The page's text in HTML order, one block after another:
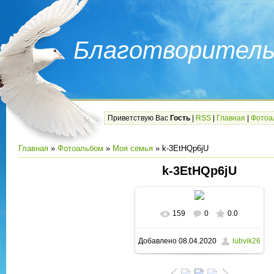
Приветствую Вас Гость RSS Главная
Главная » Фотоальбом » Моя семья » k-3EtHQp6jU
k-3EtHQp6jU
В реальном размере
1000x1333/ 288.5Kb
159 0 0.0
Добавлено08.04.2020 lubvik26